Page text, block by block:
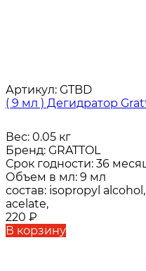
Артикул: GTBD
( 9 мл ) Дегидратор
Вес: 0.05 кг
Бренд: GRATTOL
Срок годности: 36
Объем в мл: 9 мл
состав: isopropyl
acelate,
220 ₽
В корзину